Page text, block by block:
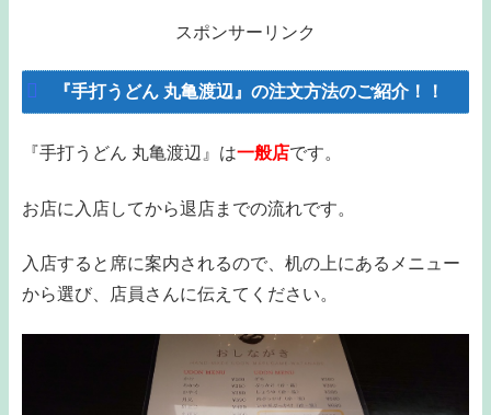
スポンサーリンク
『手打うどん 丸亀渡辺』の注文方法のご紹介！！
『手打うどん 丸亀渡辺』は一般店です。
お店に入店してから退店までの流れです。
入店すると席に案内されるので、机の上にあるメニュー
から選び、店員さんに伝えてください。